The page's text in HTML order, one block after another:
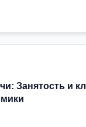
Занятость и